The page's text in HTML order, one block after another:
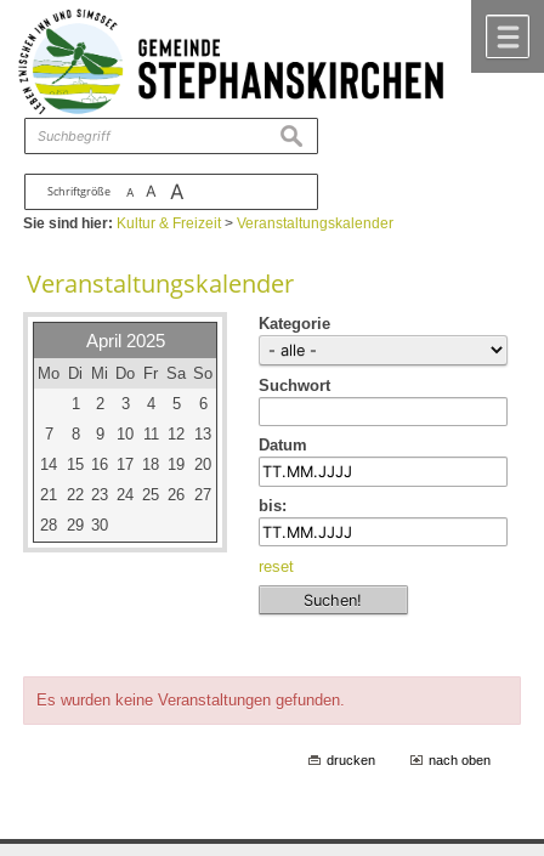
Zum Inhalt ,zur Navigation
Schriftgröße A A A
suchen
Sie sind hier: Kultur & Freizeit>Veranstaltungskalender
Veranstaltungskalender
April 2025
Mo Di Mi Do Fr Sa So
1
2 3 4 5
6
7
8 9 10 11 12 13
14 15 16 17 18 19 20
21 22 23 24 25 26 27
28 29 30
Kategorie
Suchwort
Datum
bis:
reset
Es wurden keine Veranstaltungen gefunden.
drucken nach oben